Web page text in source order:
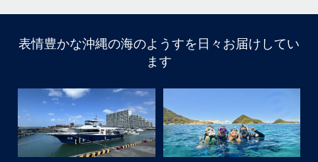
はいさい
アイランドメッセージです
最近は、連日クルーザーチャーターのご利用が続いていて
梅雨明け後のパーフェクトな海でバナナボートに船上
BBQ、シュノーケリングとお楽しみ頂いております
・
・
何ヶ月も前からやり取りさせて頂き温めていたご予約でし
表情豊かな沖縄の海のようすを日々お届けしてい
ます